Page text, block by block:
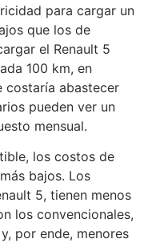
para cargar un
que los de
el Renault 5
100 km, en
costaría abastecer
pueden ver un
mensual.
los costos de
bajos. Los
5, tienen menos
los convencionales,
por ende, menores